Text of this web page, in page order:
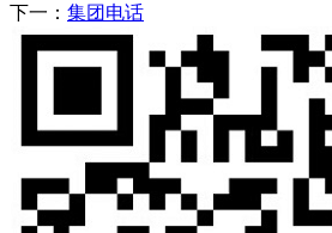
下一： 集团电话